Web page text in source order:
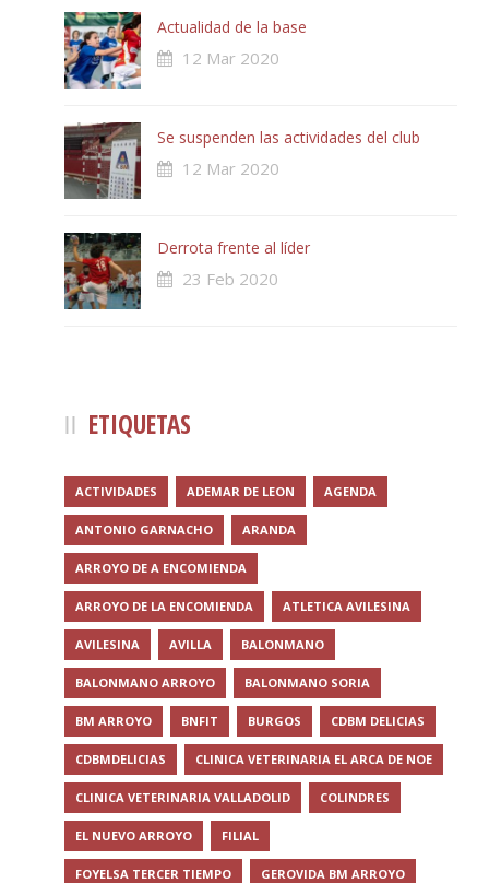
Actualidad de la base
12 Mar 2020
Se suspenden las actividades del club
12 Mar 2020
Derrota frente al líder
23 Feb 2020
ETIQUETAS
ACTIVIDADES ADEMAR DE LEON AGENDA
ANTONIO GARNACHO ARANDA
ARROYO DE A ENCOMIENDA
ARROYO DE LA ENCOMIENDA ATLETICA AVILESINA
AVILESINA AVILLA BALONMANO
BALONMANO ARROYO BALONMANO SORIA
BM ARROYO BNFIT BURGOS CDBM DELICIAS
CDBMDELICIAS CLINICA VETERINARIA EL ARCA DE NOE
CLINICA VETERINARIA VALLADOLID COLINDRES
EL NUEVO ARROYO FILIAL
FOYELSA TERCER TIEMPO GEROVIDA BM ARROYO